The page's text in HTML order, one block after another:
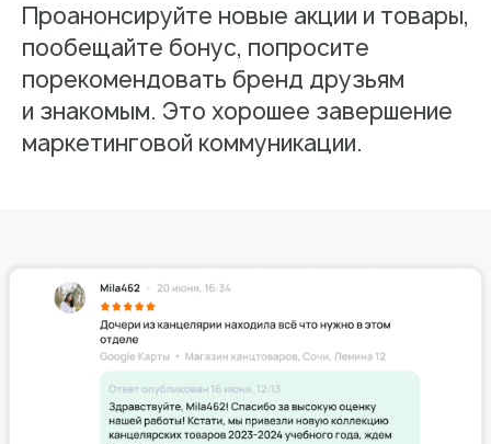
Проанонсируйте новые акции и товары,
пообещайте бонус, попросите
порекомендовать бренд друзьям
и знакомым. Это хорошее завершение
маркетинговой коммуникации.